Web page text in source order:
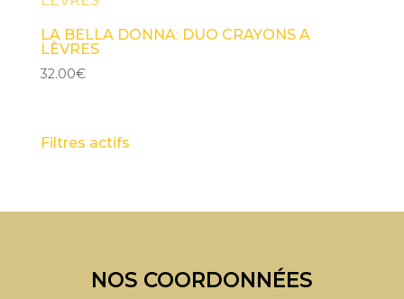
LA BELLA DONNA: DUO CRAYONS A
LÈVRES
32.00€
Filtres actifs
NOS COORDONNÉES